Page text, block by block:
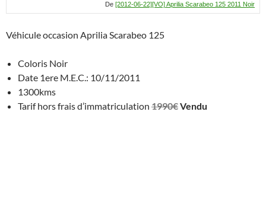
De [2012-06-22][VO] Aprilia Scarabeo 125 2011 Noir
Véhicule occasion Aprilia Scarabeo 125
Coloris Noir
Date 1ere M.E.C.: 10/11/2011
1300kms
Tarif hors frais d’immatriculation 1990€Vendu